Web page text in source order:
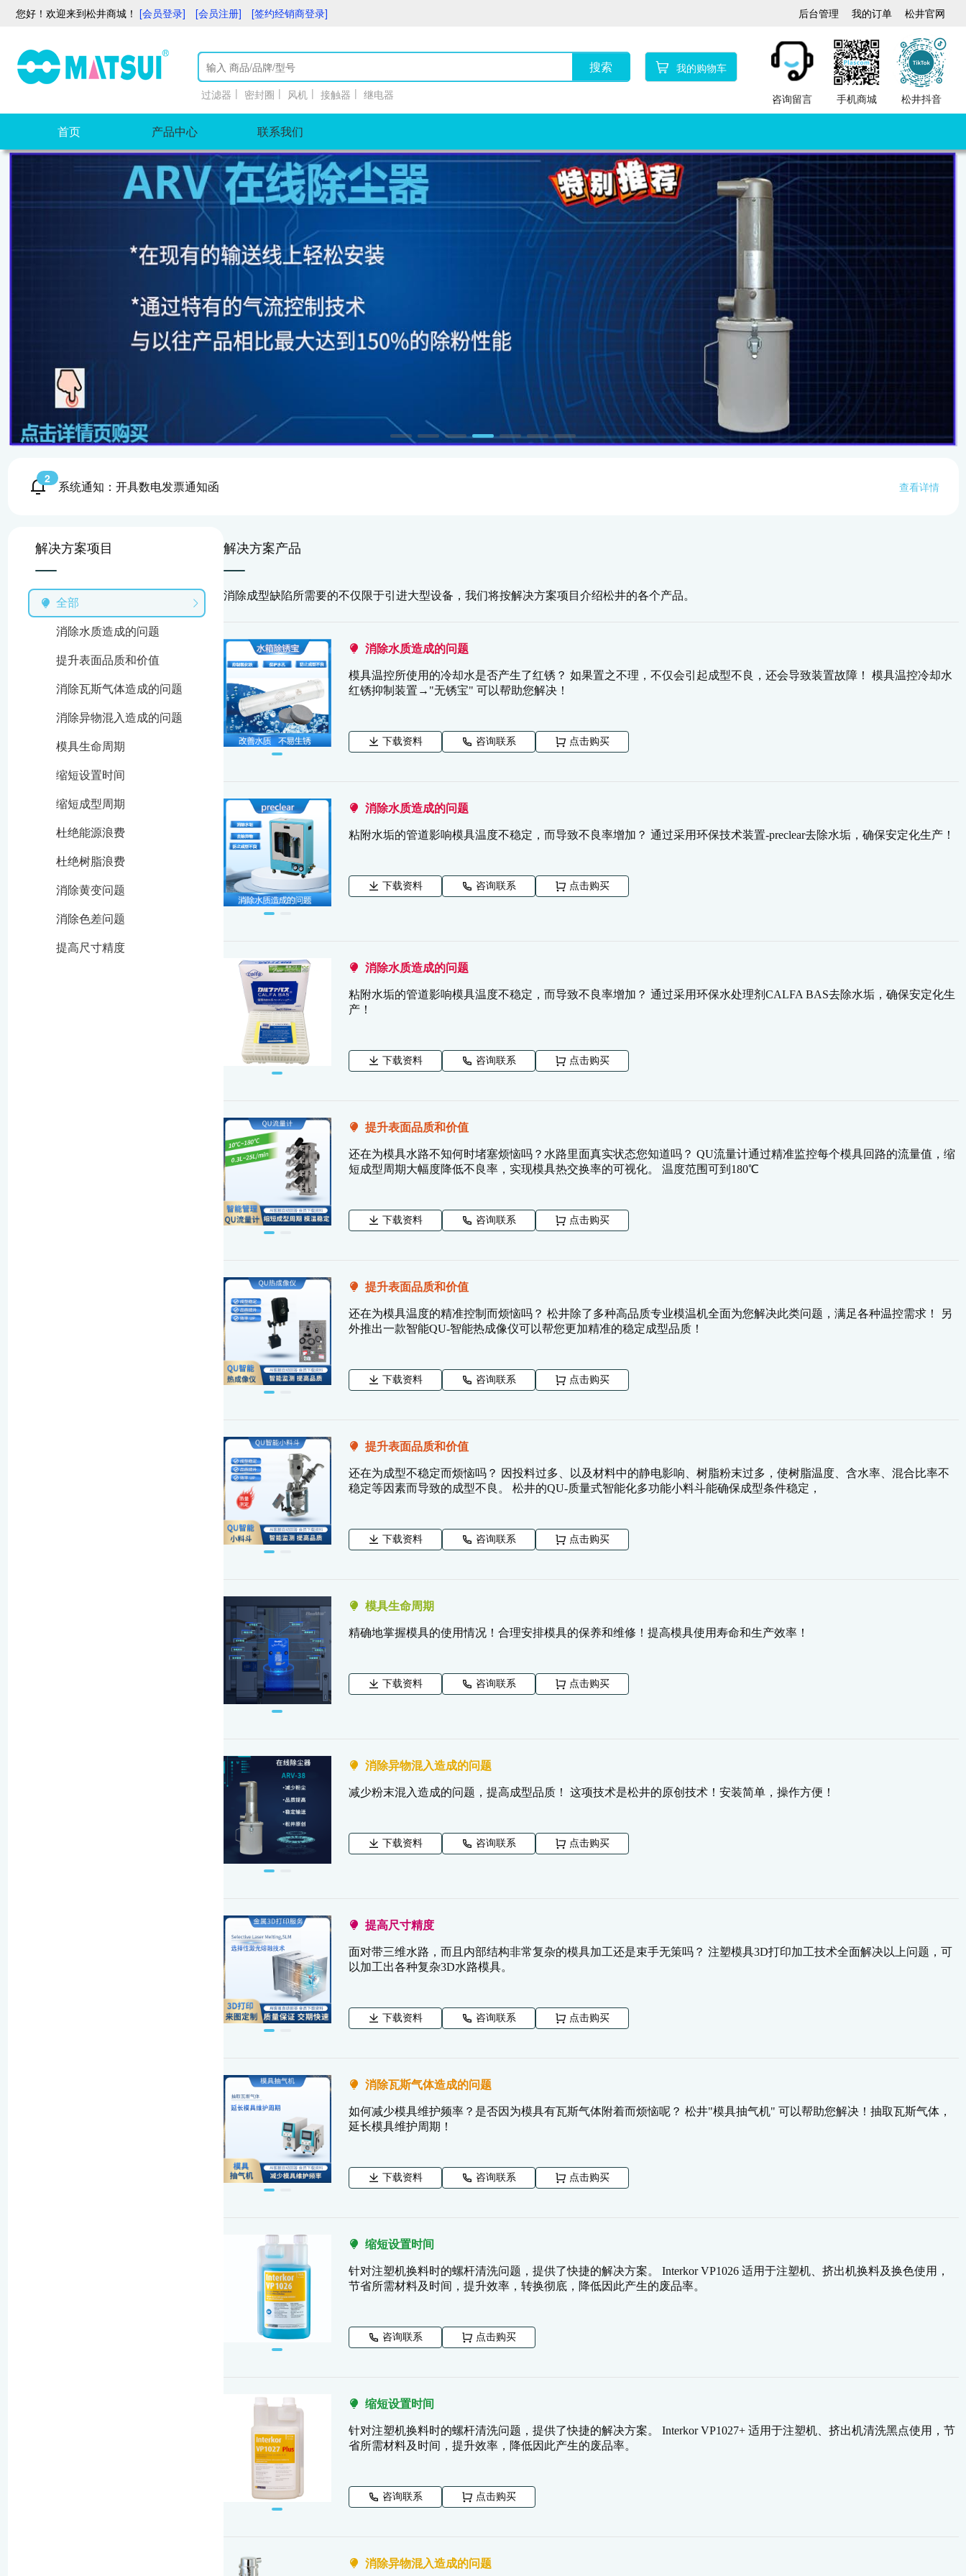
您好！欢迎来到松井商城！ [会员登录] [会员注册] [签约经销商登录] 后台管理 我的订单 松井官网
搜索
过滤器 | 密封圈 | 风机 | 接触器 | 继电器
我的购物车
咨询留言 手机商城 松井抖音
首页 产品中心 联系我们
2 系统通知：开具数电发票通知函 查看详情
解决方案项目
全部
消除水质造成的问题
提升表面品质和价值
消除瓦斯气体造成的问题
消除异物混入造成的问题
模具生命周期
缩短设置时间
缩短成型周期
杜绝能源浪费
杜绝树脂浪费
消除黄变问题
消除色差问题
提高尺寸精度
解决方案产品
消除成型缺陷所需要的不仅限于引进大型设备，我们将按解决方案项目介绍松井的各个产品。
消除水质造成的问题
模具温控所使用的冷却水是否产生了红锈？ 如果置之不理，不仅会引起成型不良，还会导致装置故障！ 模具温控冷却水
红锈抑制装置→"无锈宝" 可以帮助您解决！
下载资料 咨询联系 点击购买
消除水质造成的问题
粘附水垢的管道影响模具温度不稳定，而导致不良率增加？ 通过采用环保技术装置-preclear去除水垢，确保安定化生产！
下载资料 咨询联系 点击购买
消除水质造成的问题
粘附水垢的管道影响模具温度不稳定，而导致不良率增加？ 通过采用环保水处理剂CALFA BAS去除水垢，确保安定化生
产！
下载资料 咨询联系 点击购买
提升表面品质和价值
还在为模具水路不知何时堵塞烦恼吗？水路里面真实状态您知道吗？ QU流量计通过精准监控每个模具回路的流量值，缩
短成型周期大幅度降低不良率，实现模具热交换率的可视化。 温度范围可到180℃
下载资料 咨询联系 点击购买
提升表面品质和价值
还在为模具温度的精准控制而烦恼吗？ 松井除了多种高品质专业模温机全面为您解决此类问题，满足各种温控需求！ 另
外推出一款智能QU-智能热成像仪可以帮您更加精准的稳定成型品质！
下载资料 咨询联系 点击购买
提升表面品质和价值
还在为成型不稳定而烦恼吗？ 因投料过多、以及材料中的静电影响、树脂粉末过多，使树脂温度、含水率、混合比率不
稳定等因素而导致的成型不良。 松井的QU-质量式智能化多功能小料斗能确保成型条件稳定，
下载资料 咨询联系 点击购买
模具生命周期
精确地掌握模具的使用情况！合理安排模具的保养和维修！提高模具使用寿命和生产效率！
下载资料 咨询联系 点击购买
消除异物混入造成的问题
减少粉末混入造成的问题，提高成型品质！ 这项技术是松井的原创技术！安装简单，操作方便！
下载资料 咨询联系 点击购买
提高尺寸精度
面对带三维水路，而且内部结构非常复杂的模具加工还是束手无策吗？ 注塑模具3D打印加工技术全面解决以上问题，可
以加工出各种复杂3D水路模具。
下载资料 咨询联系 点击购买
消除瓦斯气体造成的问题
如何减少模具维护频率？是否因为模具有瓦斯气体附着而烦恼呢？ 松井"模具抽气机" 可以帮助您解决！抽取瓦斯气体，
延长模具维护周期！
下载资料 咨询联系 点击购买
缩短设置时间
针对注塑机换料时的螺杆清洗问题，提供了快捷的解决方案。 Interkor VP1026 适用于注塑机、挤出机换料及换色使用，
节省所需材料及时间，提升效率，转换彻底，降低因此产生的废品率。
咨询联系 点击购买
缩短设置时间
针对注塑机换料时的螺杆清洗问题，提供了快捷的解决方案。 Interkor VP1027+ 适用于注塑机、挤出机清洗黑点使用，节
省所需材料及时间，提升效率，降低因此产生的废品率。
咨询联系 点击购买
消除异物混入造成的问题